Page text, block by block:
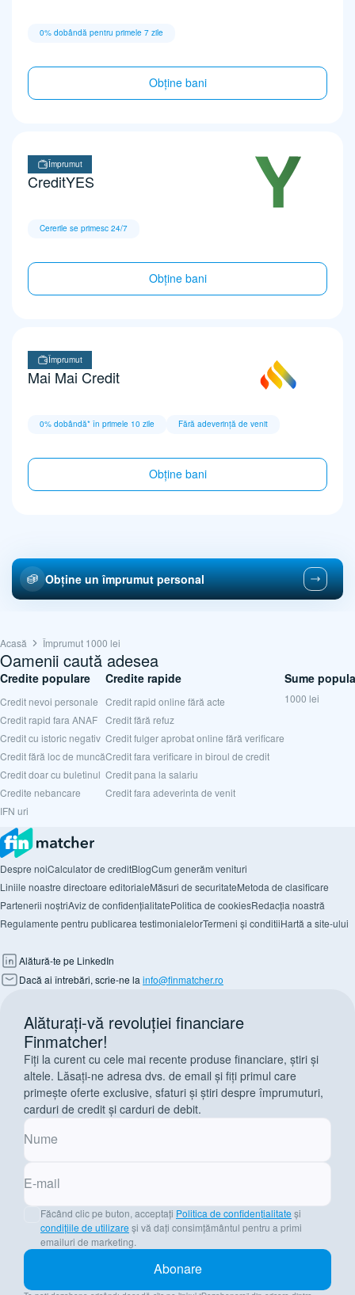
0% dobândă pentru primele 7 zile
Obține bani
Împrumut
CreditYES
Cererile se primesc 24/7
Obține bani
Împrumut
Mai Mai Credit
0% dobândă* în primele 10 zile Fără adeverință de venit
Obține bani
Obține un împrumut personal
Acasă Împrumut 1000 lei
Oamenii caută adesea
Credite populare
Credit nevoi personale
Credit rapid fara ANAF
Credit cu istoric negativ
Credit fără loc de muncă
Credit doar cu buletinul
Credite nebancare
IFN uri
Credite rapide
Credit rapid online fără acte
Credit fără refuz
Credit fulger aprobat online fără verificare
Credit fara verificare in biroul de credit
Credit pana la salariu
Credit fara adeverinta de venit
Sume
1000 lei
Despre noiCalculator de creditBlogCum generăm venituri
Liniile noastre directoare editorialeMăsuri de securitateMetoda de clasificare
Partenerii noștriAviz de confidențialitatePolitica de cookiesRedacția noastră
Regulamente pentru publicarea testimonialelorTermeni și conditiiHartă a site-ului
Alătură-te pe LinkedIn
Dacă ai întrebări, scrie-ne la info@finmatcher.ro
Alăturați-vă revoluției financiare
Finmatcher!
Fiți la curent cu cele mai recente produse financiare, știri și
altele. Lăsați-ne adresa dvs. de email și fiți primul care
primește oferte exclusive, sfaturi și știri despre împrumuturi,
carduri de credit și carduri de debit.
Nume
E-mail
Făcând clic pe buton, acceptați Politica de confidențialitate și
condițiile de utilizare și vă dați consimțământul pentru a primi
emailuri de marketing.
Abonare